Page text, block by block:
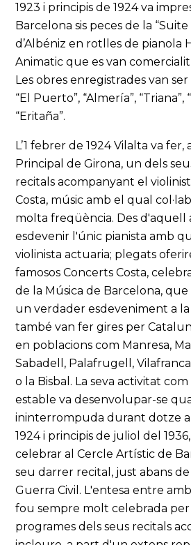
1923 i principis de 1924 va
Barcelona sis peces de la “Suite
d’Albéniz en rotlles de pianola
Animatic que es van
Les obres enregistrades van ser
“El Puerto”, “Almería”, “Triana”,
“Eritaña”.
L’1 febrer de 1924 Vilalta va fer,
Principal de Girona, un dels
recitals acompanyant el
Costa, músic amb el qual
molta freqüència. Des d'aquell
esdevenir l'únic pianista amb
violinista actuaria; plegats
famosos Concerts Costa,
de la Música de Barcelona,
un verdader esdeveniment a
també van fer gires per
en poblacions com Manresa,
Sabadell, Palafrugell,
o la Bisbal. La seva activitat
estable va desenvolupar-se
ininterrompuda durant dotze
1924 i principis de juliol del
celebrar al Cercle Artístic de
seu darrer recital, just abans
Guerra Civil. L'entesa entre
fou sempre molt celebrada per
programes dels seus recitals